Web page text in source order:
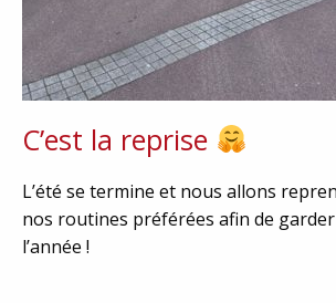
C’est la reprise
L’été se termine et nous allons
nos routines préférées afin de
l’année !